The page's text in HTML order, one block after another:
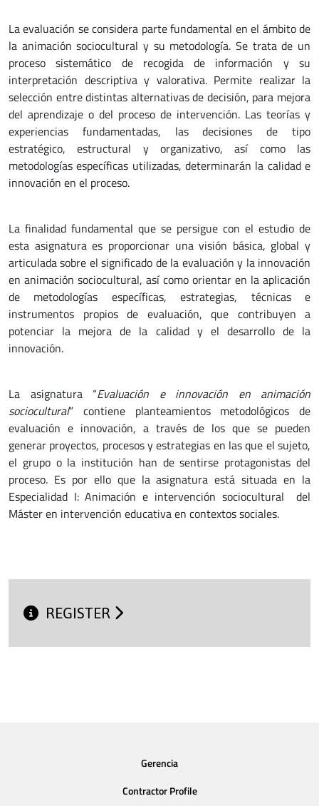
La evaluación se considera parte fundamental en el ámbito de
la animación sociocultural y su metodología. Se trata de un
proceso sistemático de recogida de información y su
interpretación descriptiva y valorativa. Permite realizar la
selección entre distintas alternativas de decisión, para mejora
del aprendizaje o del proceso de intervención. Las teorías y
experiencias fundamentadas, las decisiones de tipo
estratégico, estructural y organizativo, así como las
metodologías específicas utilizadas, determinarán la calidad e
innovación en el proceso.
La finalidad fundamental que se persigue con el estudio de
esta asignatura es proporcionar una visión básica, global y
articulada sobre el significado de la evaluación y la innovación
en animación sociocultural, así como orientar en la aplicación
de metodologías específicas, estrategias, técnicas e
instrumentos propios de evaluación, que contribuyen a
potenciar la mejora de la calidad y el desarrollo de la
innovación.
La asignatura “Evaluación e innovación en animación
sociocultural” contiene planteamientos metodológicos de
evaluación e innovación, a través de los que se pueden
generar proyectos, procesos y estrategias en las que el sujeto,
el grupo o la institución han de sentirse protagonistas del
proceso. Es por ello que la asignatura está situada en la
Especialidad I: Animación e intervención sociocultural del
Máster en intervención educativa en contextos sociales.
REGISTER
Gerencia
Contractor Profile